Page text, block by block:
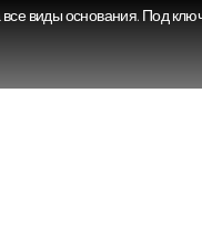
все виды основания. Под